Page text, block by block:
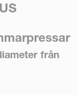
från